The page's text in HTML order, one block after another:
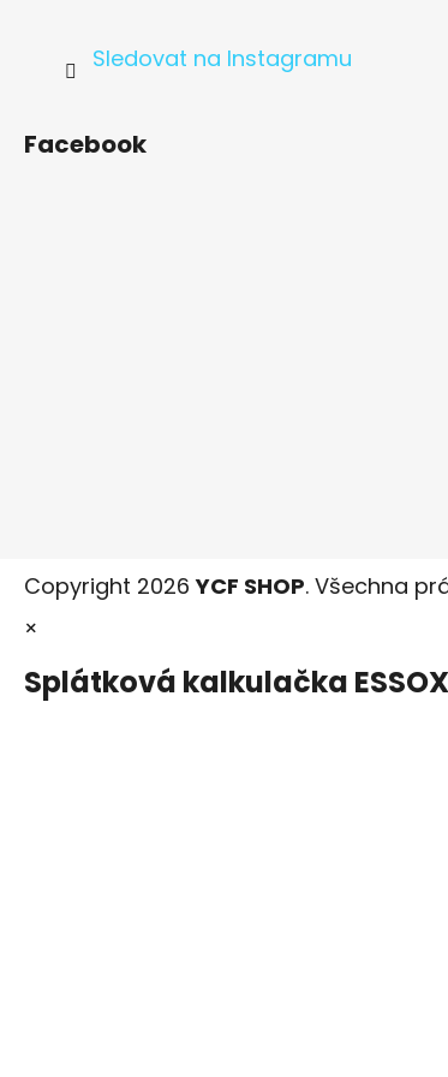
Sledovat na Instagramu
Facebook
Copyright 2026YCF SHOP. Všechna
×
Splátková kalkulačka ESSOX